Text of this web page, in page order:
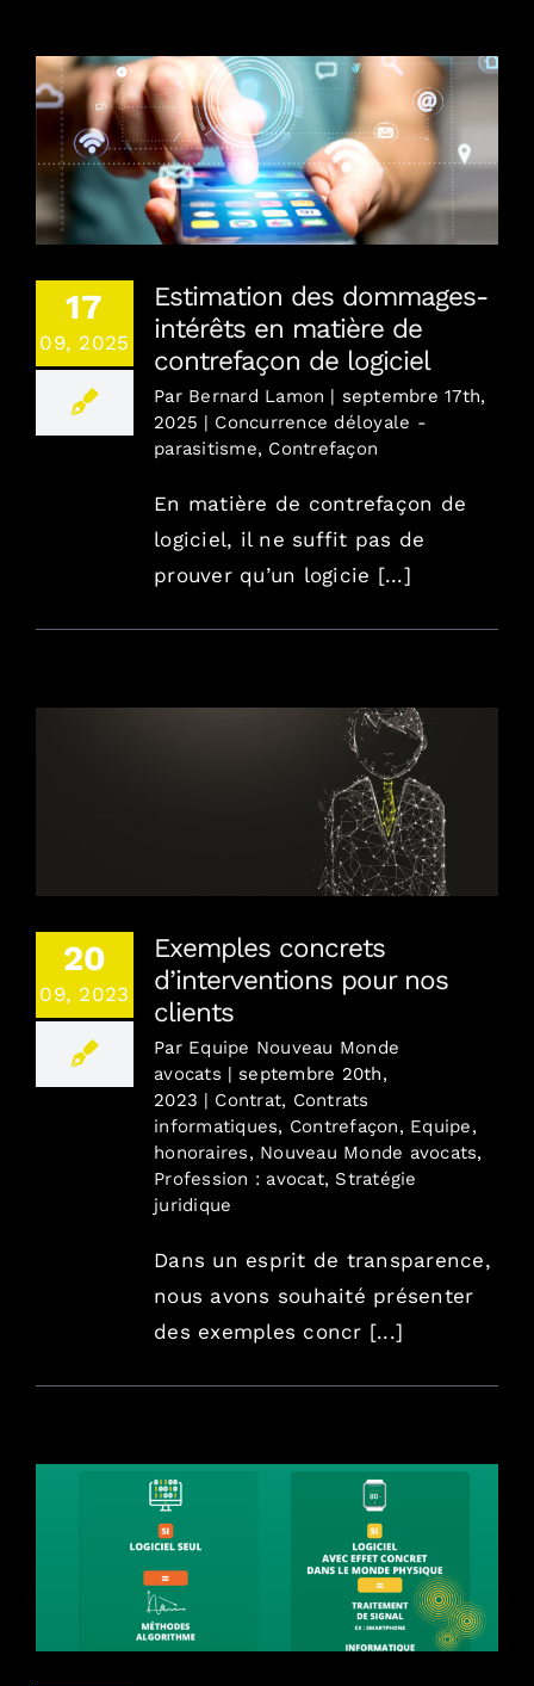
Combien / En toute transparence
Où / France, Europe, Monde
Contact
Blog
English version
Mentions Légales
Estimation des dommages-intérêts en matière
de contrefaçon de logiciel
17
09, 2025
Estimation des dommages-
intérêts en matière de
contrefaçon de logiciel
Par Bernard Lamon | septembre 17th,
2025 | Concurrence déloyale -
parasitisme, Contrefaçon
En matière de contrefaçon de
logiciel, il ne suffit pas de
prouver qu’un logicie [...]
Exemples concrets d’interventions pour nos
20
09, 2023
Exemples concrets
d’interventions pour nos
clients
Par Equipe Nouveau Monde
avocats | septembre 20th,
2023 | Contrat, Contrats
informatiques, Contrefaçon, Equipe,
honoraires, Nouveau Monde avocats,
Profession : avocat, Stratégie
juridique
Dans un esprit de transparence,
nous avons souhaité présenter
des exemples concr [...]
Est-il possible d’obtenir un brevet pour
protéger mon logiciel ?